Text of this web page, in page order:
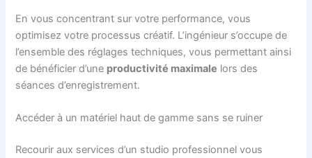
En vous concentrant sur votre performance, vous
optimisez votre processus créatif. L’ingénieur s’occupe de
l’ensemble des réglages techniques, vous permettant ainsi
de bénéficier d’une productivité maximale lors des
séances d’enregistrement.
Accéder à un matériel haut de gamme sans se ruiner
Recourir aux services d’un studio professionnel vous